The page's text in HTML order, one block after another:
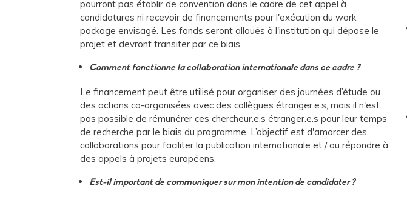
pourront pas établir de convention dans le cadre de cet appel à
candidatures ni recevoir de financements pour l'exécution du work
package envisagé. Les fonds seront alloués à l'institution qui dépose le
projet et devront transiter par ce biais.
Comment fonctionne la collaboration internationale dans ce cadre ?
Le financement peut être utilisé pour organiser des journées d’étude ou
des actions co-organisées avec des collègues étranger.e.s, mais il n'est
pas possible de rémunérer ces chercheur.e.s étranger.e.s pour leur temps
de recherche par le biais du programme. L’objectif est d'amorcer des
collaborations pour faciliter la publication internationale et / ou répondre à
des appels à projets européens.
Est-il important de communiquer sur mon intention de candidater ?